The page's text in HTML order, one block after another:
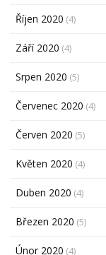
Říjen 2020 (4)
Září 2020 (4)
Srpen 2020 (5)
Červenec 2020 (4)
Červen 2020 (5)
Květen 2020 (4)
Duben 2020 (4)
Březen 2020 (5)
Únor 2020 (4)